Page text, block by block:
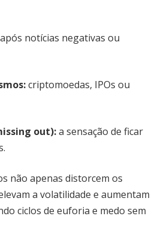
notícias negativas ou
criptomoedas, IPOs ou
out):a sensação de ficar
não apenas distorcem os
a volatilidade e aumentam
ciclos de euforia e medo sem